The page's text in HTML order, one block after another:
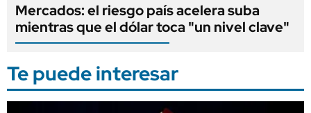
Mercados: el riesgo país acelera suba
mientras que el dólar toca "un nivel clave"
Te puede interesar